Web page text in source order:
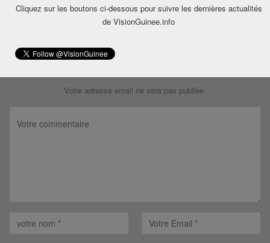
LAISSER UN COMMENTAIRE
Votre adresse email ne sera pas publiée.
Cliquez sur les boutons ci-dessous pour suivre les dernières actualités
de VisionGuinee.info